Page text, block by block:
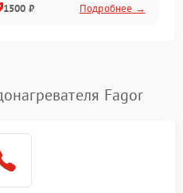
1500 ₽ Подробнее →
Fagor